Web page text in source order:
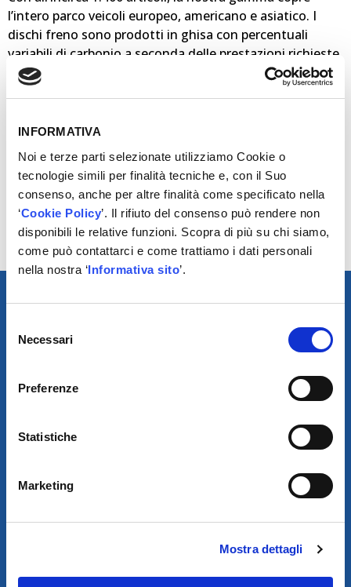
INFORMATIVA
Noi e terze parti selezionate utilizziamo Cookie o
tecnologie simili per finalità tecniche e, con il Suo
consenso, anche per altre finalità come specificato nella
‘Cookie Policy’. Il rifiuto del consenso può rendere non
disponibili le relative funzioni. Scopra di più su chi siamo,
come può contattarci e come trattiamo i dati personali
nella nostra ‘Informativa sito’.
delNecessari
Preferenze
Statistiche
Marketing
Mostra dettagli
l’intero parco veicoli europeo, americano e asiatico. I
dischi freno sono prodotti in ghisa con percentuali
variabili di carbonio a seconda delle prestazioni richieste
dal veicolo. Offriamo dischi pieni e auto ventilanti, oltre
ad un’ampia gamma di dischi freno verniciati (DSP®) per
utilizziamo vernice ALUTHERM® 80 a base d’acqua che
base di solventi, oltre ad una maggiore resistenza alla
corrosione. Inoltre, i nostri dischi DSP®, sono pronti
all’uso, eliminando la necessità di togliere il grasso
prima del montaggio. Ciascun disco è certificato ECE
R90.
DI TELEASSISTENZA
È UN MARCHIO DI AUTODIS ITALIA HOLDING